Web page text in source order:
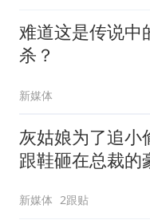
难道这是传说中
杀？
新媒体
灰姑娘为了追小
跟鞋砸在总裁的
新媒体 2跟贴